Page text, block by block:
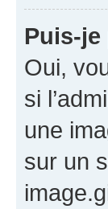
Puis-
Oui,
si
une
sur un